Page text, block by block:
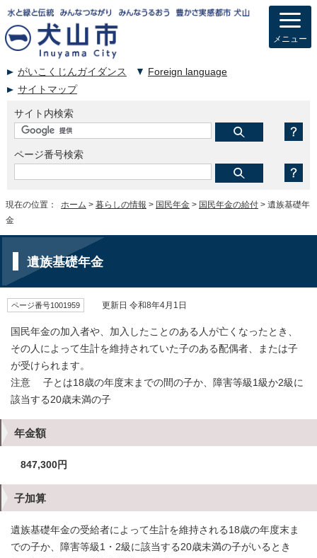
がいこくじんガイダンス
Foreign language
サイトマップ
サイト内検索
ページ番号検索
メニュー
現在の位置： ホーム > 暮らしの情報 > 国民年金 > 国民年金の給付 > 遺族基礎年
金
遺族基礎年金
ページ番号1001959 更新日 令和8年4月1日
国民年金の加入者や、加入したことのある人が亡くなったとき、
その人によって生計を維持されていた子のある配偶者、または子
が受けられます。
注意 子とは18歳の年度末までの間の子か、障害等級1級か2級に
該当する20歳未満の子
年金額
847,300円
子加算
遺族基礎年金の受給者によって生計を維持される18歳の年度末ま
での子か、障害等級1・2級に該当する20歳未満の子がいるとき